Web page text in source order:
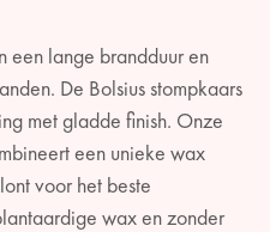
een lange brandduur en
De Bolsius stompkaars
met gladde finish. Onze
een unieke wax
voor het beste
wax en zonder